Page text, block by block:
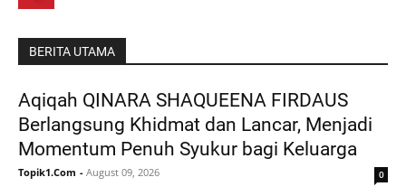
BERITA UTAMA
Aqiqah QINARA SHAQUEENA FIRDAUS
Berlangsung Khidmat dan Lancar, Menjadi
Momentum Penuh Syukur bagi Keluarga
Topik1.Com - August 09, 2026 0